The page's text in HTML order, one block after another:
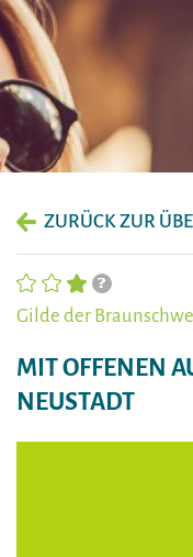
ZURÜCK ZUR
Gilde der
MIT OFFENEN
NEUSTADT